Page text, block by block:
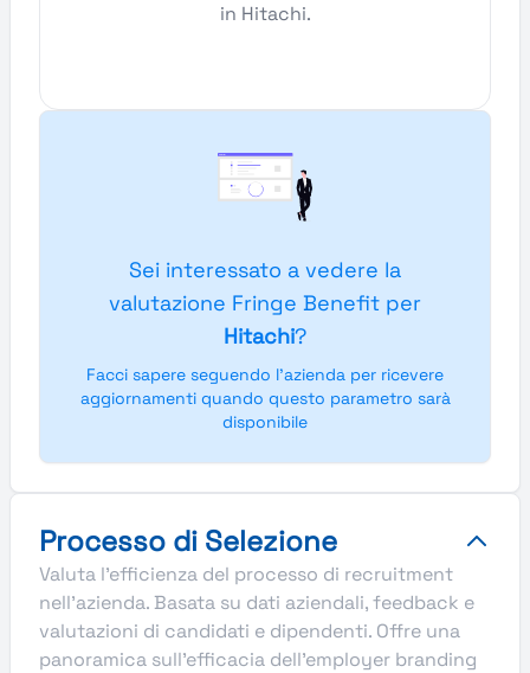
in Hitachi.
Sei interessato a vedere la
valutazione Fringe Benefit per
Hitachi?
Facci sapere seguendo l'azienda per ricevere
aggiornamenti quando questo parametro sarà
disponibile
Processo di Selezione
Valuta l'efficienza del processo di recruitment
nell'azienda. Basata su dati aziendali, feedback e
valutazioni di candidati e dipendenti. Offre una
panoramica sull'efficacia dell'employer branding